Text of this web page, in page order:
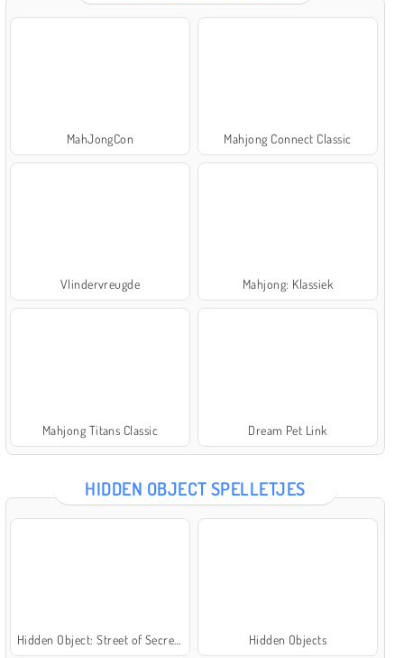
MahJongCon Mahjong Connect Classic
Vlindervreugde Mahjong: Klassiek
Mahjong Titans Classic Dream Pet Link
HIDDEN OBJECT SPELLETJES
Hidden Objects